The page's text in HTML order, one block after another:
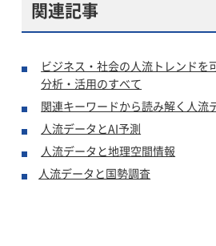
関連記事
ビジネス・社会の人流トレンド
分析・活用のすべて
関連キーワードから読み解く人流
人流データとAI予測
人流データと地理空間情報
人流データと国勢調査